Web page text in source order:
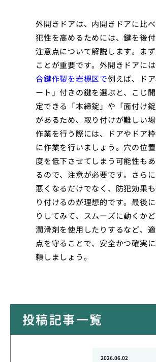
外開きドアは、内開きドアに比
犯性を高めるためには、鍵を後
注意点について解説します。ま
ことが重要です。外開きドアに
合鍵作製を岩槻区で例えば、ド
ート」付きの鍵を選ぶと、こじ
定できる「本締錠」や「面付け
があるため、取り付けが難しい
作業を行う際には、ドアやドア
に作業を行いましょう。穴の位
度を低下させてしまう可能性も
るので、注意が必要です。さら
悪くなるだけでなく、防犯効果
り付けるのが理想的です。最後
りしてみて、スムーズに動くか
潤滑剤を使用したりするなど、
点を守ることで、安全かつ確実
頼しましょう。
投稿記事一覧
2026.06.02